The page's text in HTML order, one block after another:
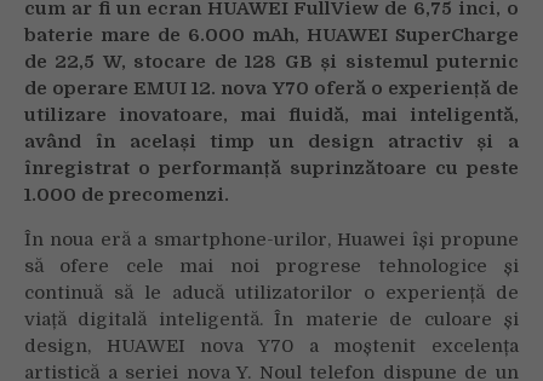
și
tehnologie
cum ar fi un ecran HUAWEI FullView de 6,75 inci, o
baterie mare de 6.000 mAh, HUAWEI SuperCharge
de 22,5 W, stocare de 128 GB și sistemul puternic
de operare EMUI 12. nova Y70 oferă o experiență de
utilizare inovatoare, mai fluidă, mai inteligentă,
având în același timp un design atractiv și a
înregistrat o performanță suprinzătoare cu peste
1.000 de precomenzi.
În noua eră a smartphone-urilor, Huawei își propune
să ofere cele mai noi progrese tehnologice și
continuă să le aducă utilizatorilor o experiență de
viață digitală inteligentă. În materie de culoare și
design, HUAWEI nova Y70 a moștenit excelența
artistică a seriei nova Y. Noul telefon dispune de un